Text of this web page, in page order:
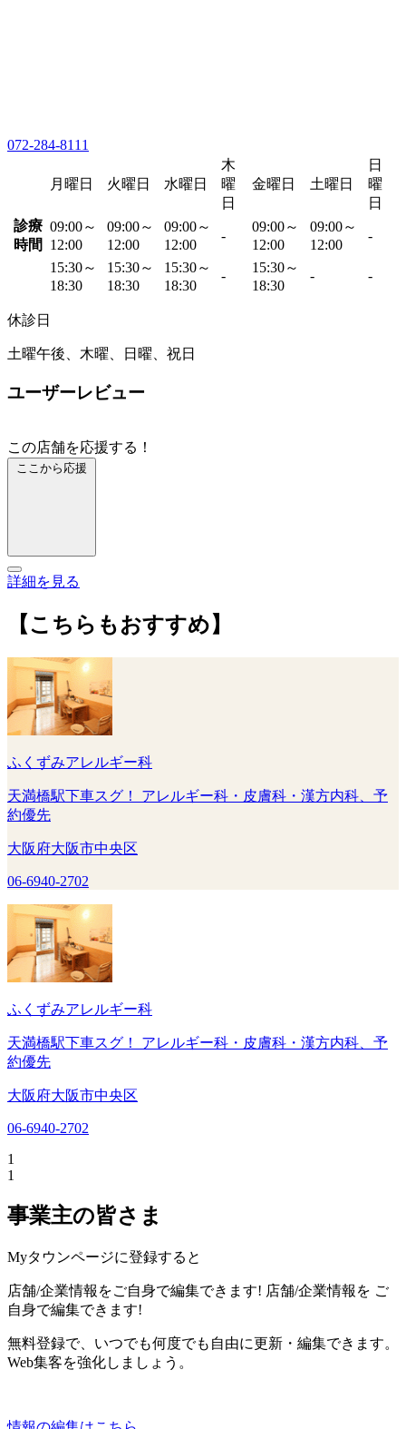
072-284-8111
月曜日 火曜日 水曜日
木
曜
日
金曜日 土曜日
日
曜
日
診療
時間
09:00～
12:00
09:00～
12:00
09:00～
12:00
-
09:00～
12:00
09:00～
12:00
-
15:30～
18:30
15:30～
18:30
15:30～
18:30
-
15:30～
18:30
- -
休診日
土曜午後、木曜、日曜、祝日
ユーザーレビュー
この店舗を応援する！
ここから応援
詳細を見る
【こちらもおすすめ】
ふくずみアレルギー科
天満橋駅下車スグ！ アレルギー科・皮膚科・漢方内科、予
約優先
大阪府大阪市中央区
06-6940-2702
ふくずみアレルギー科
天満橋駅下車スグ！ アレルギー科・皮膚科・漢方内科、予
約優先
大阪府大阪市中央区
06-6940-2702
1
1
事業主の皆さま
Myタウンページに登録すると
店舗/企業情報をご自身で編集できます! 店舗/企業情報を ご
自身で編集できます!
無料登録で、いつでも何度でも自由に更新・編集できます。
Web集客を強化しましょう。